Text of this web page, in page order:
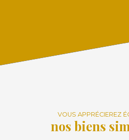
VOUS APPRÉCIEREZ
nos biens